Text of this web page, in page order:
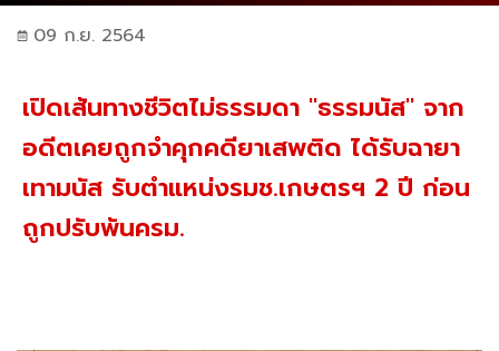
09 ก.ย. 2564
เปิดเส้นทางชีวิตไม่ธรรมดา "ธรรมนัส" จาก
อดีตเคยถูกจำคุกคดียาเสพติด ได้รับฉายา
เทามนัส รับตำแหน่งรมช.เกษตรฯ 2 ปี ก่อน
ถูกปรับพ้นครม.